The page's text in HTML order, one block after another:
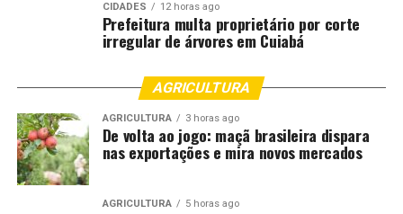
CIDADES 12 horas ago
Prefeitura multa proprietário por corte
irregular de árvores em Cuiabá
AGRICULTURA
AGRICULTURA 3 horas ago
De volta ao jogo: maçã brasileira dispara
nas exportações e mira novos mercados
AGRICULTURA 5 horas ago